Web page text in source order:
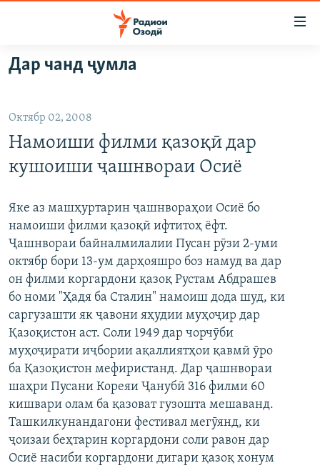
Ҷаҳиш
ба
аслӣ
Ҷаҳиш
ба
феҳристи
аслӣ
Ҷаҳиш
ҷустор
ГӮШАҲО
ОСИЁИ МАРКАЗӢ
ФАРҲАНГ
МЕҲМОНИ ОЗОДӢ
ВАРЗИШ
РӮЗГОРИ МУҲОҶИР
ТАҲҚИҚОТ
ҶАНГ ДАР УКРАИНА
НАЗАРИ МАРДУМ
БЛОГИСТОН
ОЗОДӢ ОНЛАЙН
ЧАНДРАСОНАӢ
ВИДЕО
ГУЗОРИШҲОИ РАДИОӢ
РӮЙХАТҲО
КИТОБҲОИ ОЗОДӢ
Русский
ПАЙГИРӢ КУНЕД
Дар чанд ҷумла
Октябр 02, 2008
Намоиши филми қазоқӣ дар
кушоиши ҷашнвораи Осиё
Яке аз машҳуртарин ҷашнвораҳои Осиё бо
намоиши филми қазоқӣ ифтитоҳ ёфт.
Ҷашнвораи байналмилалии Пусан рӯзи 2-уми
октябр бори 13-ум дарҳояшро боз намуд ва дар
он филми коргардони қазоқ Рустам Абдрашев
бо номи "Ҳадя ба Сталин" намоиш дода шуд, ки
саргузашти як ҷавони яҳудии муҳоҷир дар
Қазоқистон аст. Соли 1949 дар чорчӯби
муҳоҷирати иҷбории ақаллиятҳои қавмӣ ӯро
ба Қазоқистон мефиристанд. Дар ҷашнвораи
шаҳри Пусани Кореяи Ҷанубӣ 316 филми 60
кишвари олам ба қазоват гузошта мешаванд.
Ташкилкунандагони фестивал мегӯянд, ки
ҷоизаи беҳтарин коргардони соли равон дар
Осиё насиби коргардони дигари қазоқ хонум